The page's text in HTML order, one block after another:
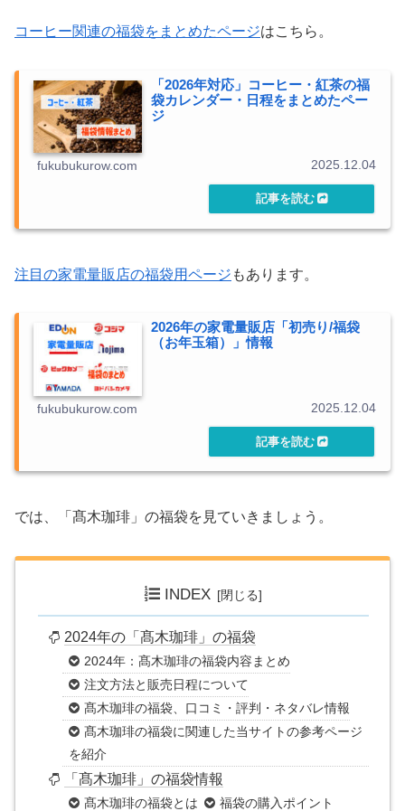
コーヒー関連の福袋をまとめたページはこちら。
「2026年対応」コーヒー・紅茶の福
袋カレンダー・日程をまとめたペー
ジ
fukubukurow.com 2025.12.04
注目の家電量販店の福袋用ページ もあります。
2026年の家電量販店「初売り/福袋
（お年玉箱）」情報
fukubukurow.com 2025.12.04
では、「髙木珈琲」の福袋を見ていきましょう。
INDEX
2024年の「髙木珈琲」の福袋
2024年：髙木珈琲の福袋内容まとめ
注文方法と販売日程について
髙木珈琲の福袋、口コミ・評判・ネタバレ情報
髙木珈琲の福袋に関連した当サイトの参考ページ
を紹介
「髙木珈琲」の福袋情報
髙木珈琲の福袋とは
福袋の購入ポイント